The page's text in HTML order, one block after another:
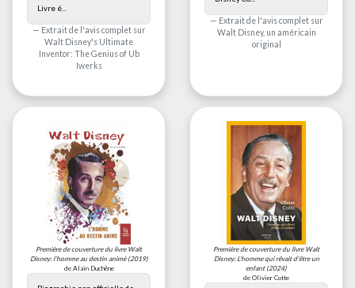
Livre é...
Extrait de l'avis complet sur
Walt Disney's Ultimate
Inventor: The Genius of Ub
Iwerks
Extrait de l'avis complet sur
Walt Disney, un américain
original
Première de couverture du livre Walt
Disney: l'homme au destin animé(2019)
de Alain Duchêne
Première de couverture du livre Walt
Disney: L'homme qui rêvait d'être un
enfant(2024)
de Olivier Cotte